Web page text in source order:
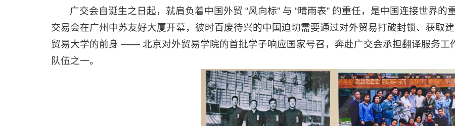
广交会自诞生之日起，就肩负着中国外贸 “风向标” 与 “晴雨表” 的重任，是中国连接世界
交易会在广州中苏友好大厦开幕，彼时百废待兴的中国迫切需要通过对外贸易打破封锁、获取
贸易大学的前身 —— 北京对外贸易学院的首批学子响应国家号召，奔赴广交会承担翻译服务工
队伍之一。